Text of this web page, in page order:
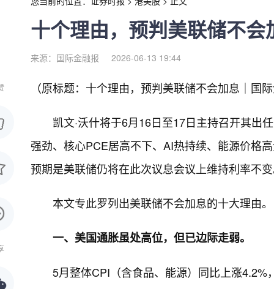
十个理由，预判美联储不
来源：国际金融报 2026-06-13 19:44
（原标题：十个理由，预判美联储不会加息｜国
凯文·沃什将于6月16日至17日主持召开其出
强劲、核心PCE居高不下、AI热持续、能源价格
预期是美联储仍将在此次议息会议上维持利率不
本文专此罗列出美联储不会加息的十大理由。
一、美国通胀虽处高位，但已边际走弱。
5月整体CPI（含食品、能源）同比上涨